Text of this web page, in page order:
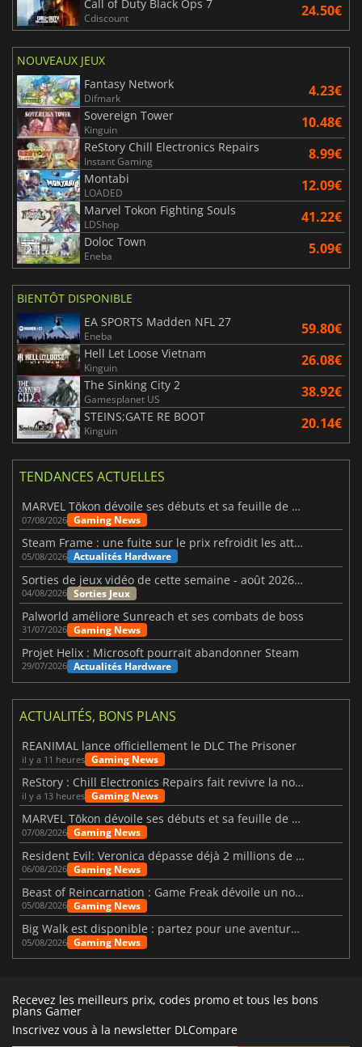
Call of Duty Black Ops 7
Cdiscount 24.50€
NOUVEAUX JEUX
Fantasy Network
Difmark 4.23€
Sovereign Tower
Kinguin 10.48€
ReStory Chill Electronics Repairs
Instant Gaming 8.99€
Montabi
LOADED 12.09€
Marvel Tokon Fighting Souls
LDShop 41.22€
Doloc Town
Eneba 5.09€
BIENTÔT DISPONIBLE
EA SPORTS Madden NFL 27
Eneba 59.80€
Hell Let Loose Vietnam
Kinguin 26.08€
The Sinking City 2
Gamesplanet US 38.92€
STEINS;GATE RE BOOT
Kinguin 20.14€
TENDANCES ACTUELLES
MARVEL Tōkon dévoile ses débuts et sa feuille de route
07/08/2026 Gaming News
Steam Frame : une fuite sur le prix refroidit les attentes VR
05/08/2026 Actualités Hardware
Sorties de jeux vidéo de cette semaine - août 2026 (semaine 32)
04/08/2026 Sorties Jeux
Palworld améliore Sunreach et ses combats de boss
31/07/2026 Gaming News
Projet Helix : Microsoft pourrait abandonner Steam
29/07/2026 Actualités Hardware
ACTUALITÉS, BONS PLANS
REANIMAL lance officiellement le DLC The Prisoner
il y a 11 heures Gaming News
ReStory : Chill Electronics Repairs fait revivre la nostalgie des années 2000
il y a 13 heures Gaming News
MARVEL Tōkon dévoile ses débuts et sa feuille de route
07/08/2026 Gaming News
Resident Evil: Veronica dépasse déjà 2 millions de wishlists
06/08/2026 Gaming News
Beast of Reincarnation : Game Freak dévoile un nouveau pari
05/08/2026 Gaming News
Big Walk est disponible : partez pour une aventure entre amis
05/08/2026 Gaming News
Recevez les meilleurs prix, codes promo et tous les bons
plans Gamer
Inscrivez vous à la newsletter DLCompare